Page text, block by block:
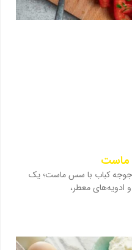
ماست
کباب با سس ماست؛ یک
ادویه‌های معطر،